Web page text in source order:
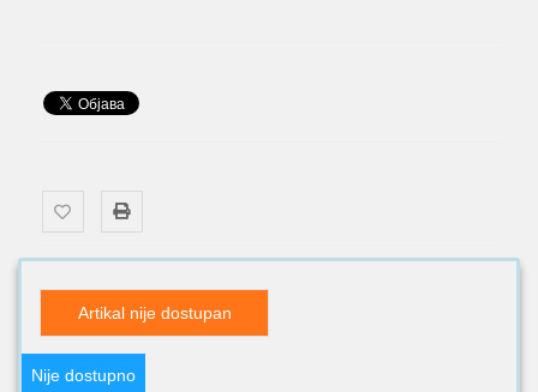
Artikal nije dostupan
Nije dostupno